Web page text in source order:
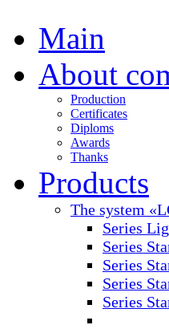
Main
About
Production
Certificates
Diploms
Awards
Thanks
Products
The system
Series
Series
Series
Series
Series